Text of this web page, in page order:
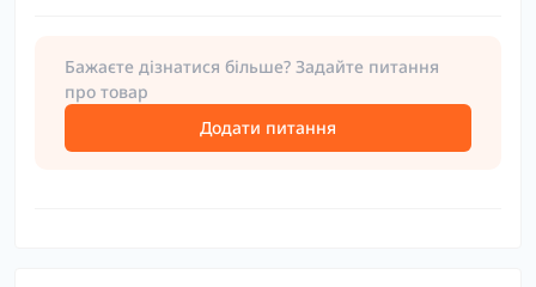
Бажаєте дізнатися більше? Задайте питання
про товар
Додати питання